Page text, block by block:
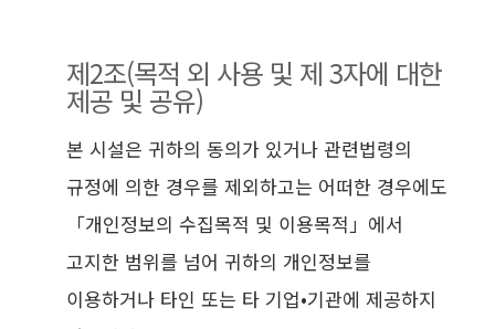
제2조(목적 외 사용 및 제 3자에 대한
제공 및 공유)
본 시설은 귀하의 동의가 있거나 관련법령의
규정에 의한 경우를 제외하고는 어떠한 경우에도
「개인정보의 수집목적 및 이용목적」에서
고지한 범위를 넘어 귀하의 개인정보를
이용하거나 타인 또는 타 기업•기관에 제공하지